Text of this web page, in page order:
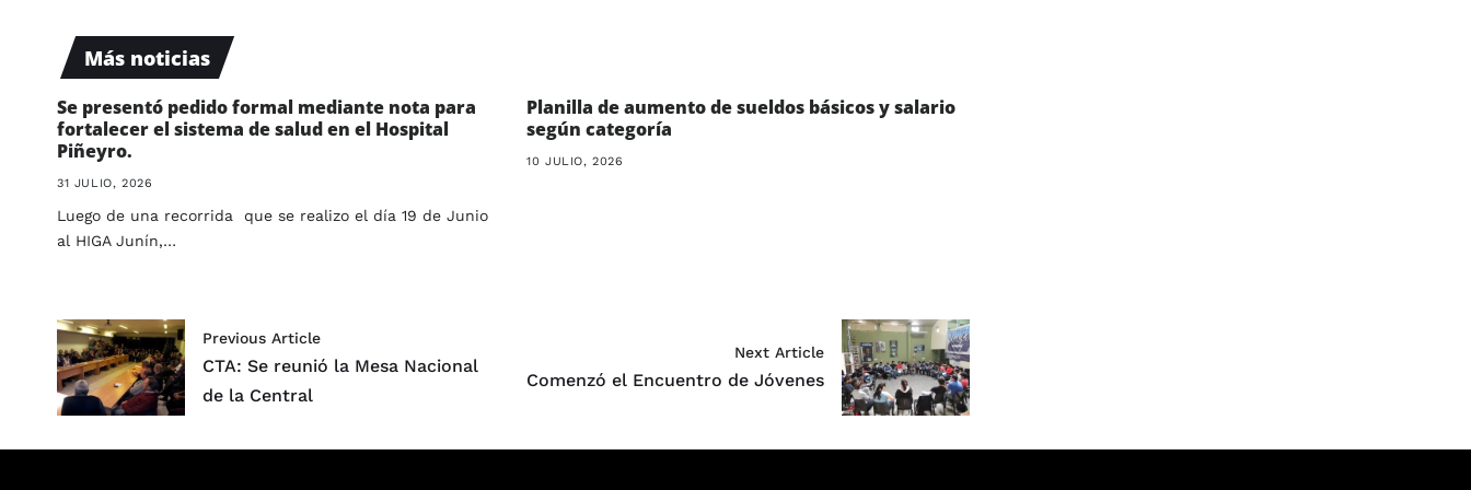
Más noticias
Se presentó pedido formal mediante nota para
fortalecer el sistema de salud en el Hospital
Piñeyro.
31 JULIO, 2026
Luego de una recorrida que se realizo el día 19 de Junio
al HIGA Junín,…
Planilla de aumento de sueldos básicos y salario
según categoría
10 JULIO, 2026
Previous Article
CTA: Se reunió la Mesa Nacional
de la Central
Next Article
Comenzó el Encuentro de Jóvenes